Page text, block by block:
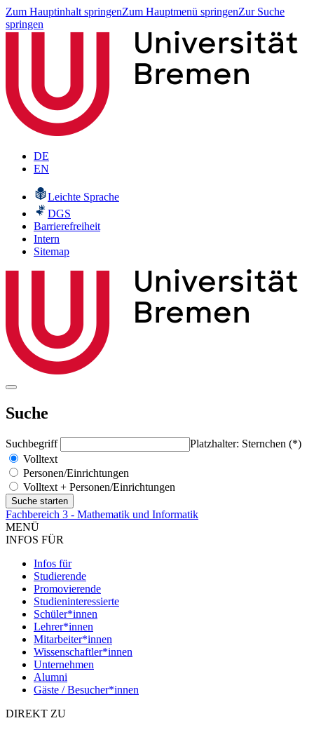
Zum Hauptinhalt springenZum Hauptmenü springenZur Suche
springen
DE
EN
Leichte Sprache
DGS
Barrierefreiheit
Intern
Sitemap
Suche
Suchbegriff
Platzhalter: Sternchen (*)
Volltext
Personen/Einrichtungen
Volltext + Personen/Einrichtungen
Fachbereich 3 - Mathematik und Informatik
MENÜ
INFOS FÜR
Infos für
Studierende
Promovierende
Studieninteressierte
Schüler*innen
Lehrer*innen
Mitarbeiter*innen
Wissenschaftler*innen
Unternehmen
Alumni
Gäste / Besucher*innen
DIREKT ZU